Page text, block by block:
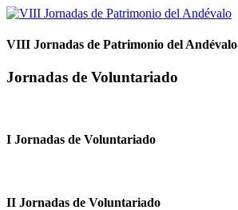
VIII Jornadas de Patrimonio del Andévalo
Jornadas de Voluntariado
I Jornadas de Voluntariado
II Jornadas de Voluntariado